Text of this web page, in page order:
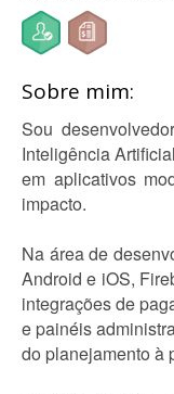
Sobre mim:
Sou
Inteligência
em aplicativos
impacto.
Na área de
Android e iOS,
integrações de
e painéis
do planejamento à